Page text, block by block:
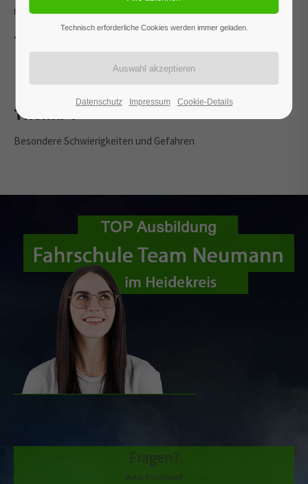
nächste Ereignis findet statt am17.03.2025. bis zum 06.08.2026.
Thema 2
Fahrtechnik
Thema 4
Besondere Schwierigkeiten und Gefahren
Fragen?
Kein Problem!
Technisch erforderliche Cookies werden immer geladen.
Datenschutz Impressum Cookie-Details